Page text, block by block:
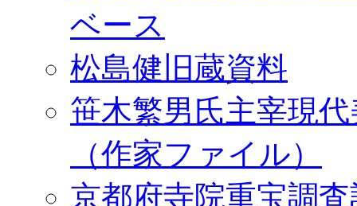
ベース
松島健旧蔵資料
笹木繁男氏主宰現
（作家ファイル）
京都府寺院重宝調